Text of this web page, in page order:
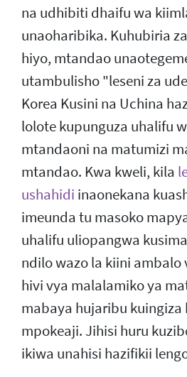
na udhibiti dhaifu wa
unaoharibika. Kuhubiria
hiyo, mtandao
utambulisho "leseni za
Korea Kusini na Uchina
lolote kupunguza uhalifu
mtandaoni na matumizi
mtandao. Kwa kweli, kila
ushahidi inaonekana
imeunda tu masoko
uhalifu uliopangwa
ndilo wazo la kiini ambalo
hivi vya malalamiko ya
mabaya hujaribu kuingiza
mpokeaji. Jihisi huru
ikiwa unahisi hazifikii